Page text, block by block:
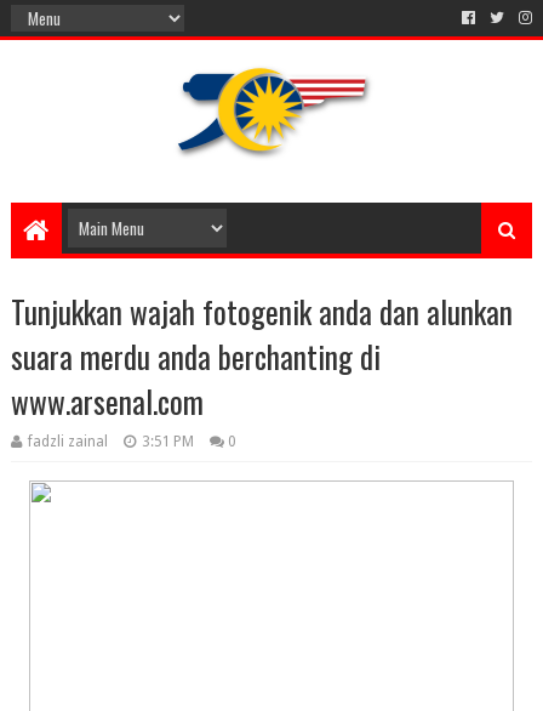
Tunjukkan wajah fotogenik anda dan alunkan
suara merdu anda berchanting di
www.arsenal.com
fadzli zainal 3:51 PM 0